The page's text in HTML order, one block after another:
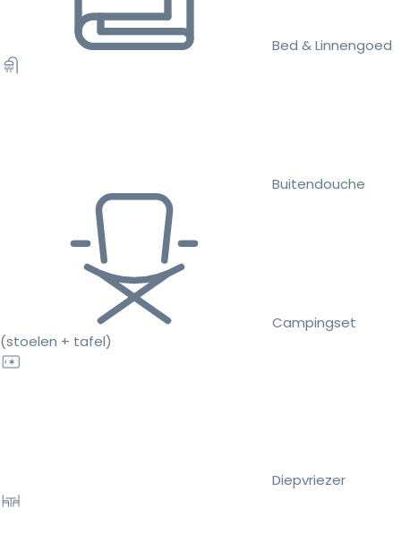
Bed & Linnengoed
Buitendouche
Campingset
(stoelen + tafel)
Diepvriezer